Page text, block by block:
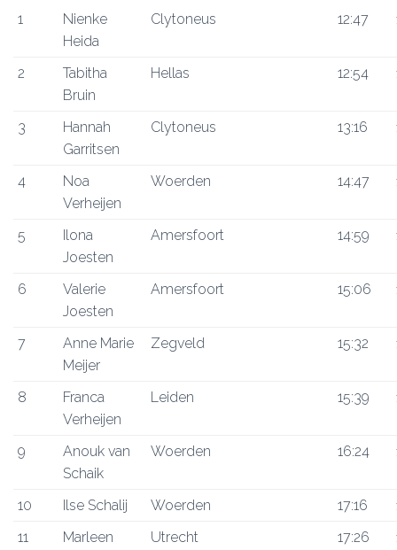
1
Nienke
Heida
Clytoneus 12:47
2
Tabitha
Bruin
Hellas 12:54
3
Hannah
Garritsen
Clytoneus 13:16
4
Noa
Verheijen
Woerden 14:47
5
Ilona
Joesten
Amersfoort 14:59
6
Valerie
Joesten
Amersfoort 15:06
7
Anne Marie
Meijer
Zegveld 15:32
8
Franca
Verheijen
Leiden 15:39
9
Anouk van
Schaik
Woerden 16:24
10 Ilse Schalij Woerden 17:16
11
Marleen
Utrecht 17:26